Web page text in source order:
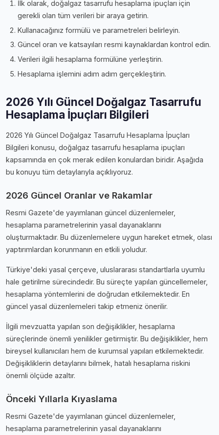
İlk olarak, doğalgaz tasarrufu hesaplama i̇puçları için
gerekli olan tüm verileri bir araya getirin.
Kullanacağınız formülü ve parametreleri belirleyin.
Güncel oran ve katsayıları resmi kaynaklardan kontrol edin.
Verileri ilgili hesaplama formülüne yerleştirin.
Hesaplama işlemini adım adım gerçekleştirin.
2026 Yılı Güncel Doğalgaz Tasarrufu
Hesaplama İpuçları Bilgileri
2026 Yılı Güncel Doğalgaz Tasarrufu Hesaplama İpuçları
Bilgileri konusu, doğalgaz tasarrufu hesaplama i̇puçları
kapsamında en çok merak edilen konulardan biridir. Aşağıda
bu konuyu tüm detaylarıyla açıklıyoruz.
2026 Güncel Oranlar ve Rakamlar
Resmi Gazete'de yayımlanan güncel düzenlemeler,
hesaplama parametrelerinin yasal dayanaklarını
oluşturmaktadır. Bu düzenlemelere uygun hareket etmek, olası
yaptırımlardan korunmanın en etkili yoludur.
Türkiye'deki yasal çerçeve, uluslararası standartlarla uyumlu
hale getirilme sürecindedir. Bu süreçte yapılan güncellemeler,
hesaplama yöntemlerini de doğrudan etkilemektedir. En
güncel yasal düzenlemeleri takip etmeniz önerilir.
İlgili mevzuatta yapılan son değişiklikler, hesaplama
süreçlerinde önemli yenilikler getirmiştir. Bu değişiklikler, hem
bireysel kullanıcıları hem de kurumsal yapıları etkilemektedir.
Değişikliklerin detaylarını bilmek, hatalı hesaplama riskini
önemli ölçüde azaltır.
Önceki Yıllarla Kıyaslama
Resmi Gazete'de yayımlanan güncel düzenlemeler,
hesaplama parametrelerinin yasal dayanaklarını